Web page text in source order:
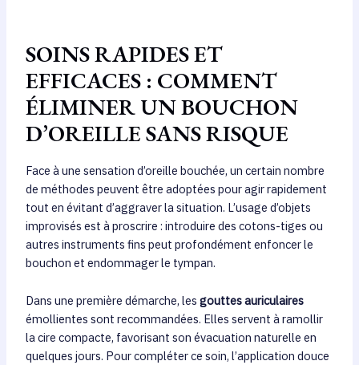
SOINS RAPIDES ET
EFFICACES : COMMENT
ÉLIMINER UN BOUCHON
D’OREILLE SANS RISQUE
Face à une sensation d’oreille bouchée, un certain nombre
de méthodes peuvent être adoptées pour agir rapidement
tout en évitant d’aggraver la situation. L’usage d’objets
improvisés est à proscrire : introduire des cotons-tiges ou
autres instruments fins peut profondément enfoncer le
bouchon et endommager le tympan.
Dans une première démarche, les gouttes auriculaires
émollientes sont recommandées. Elles servent à ramollir
la cire compacte, favorisant son évacuation naturelle en
quelques jours. Pour compléter ce soin, l’application douce